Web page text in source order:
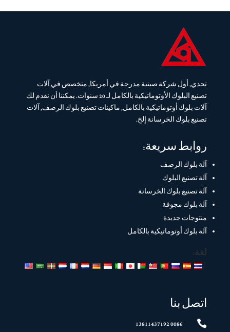
تحدي, أول شركة صينية مدرجة في أمريكا, متخصص في آلات
تصنيع البلوك الأوتوماتيكية بالكامل لـ 20 سنوات. يمكننا أن نقدم لك
آلات بلوك أوتوماتيكية بالكامل, ماكينات تصنيع بلوك الرصف, آلات
تصنيع بلوك الخرسانة إلخ.
روابط سريعة:
آلة بلوك الرصف
آلة تصنيع البلوك
آلة تصنيع بلوك الخرسانة
آلة بلوك مجوفة
منتوجات جديدة
آلة بلوك أوتوماتيكية بالكامل
لغة:
اتصل بنا

0086 13811437192